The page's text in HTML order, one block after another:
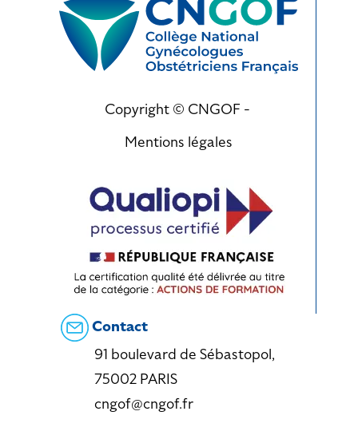
Copyright © CNGOF -
Mentions légales
Contact
91 boulevard de Sébastopol,
75002 PARIS
cngof@cngof.fr